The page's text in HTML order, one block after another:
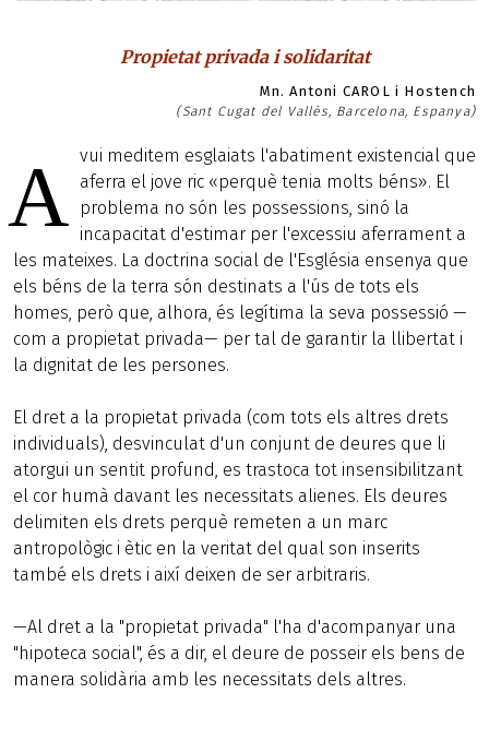
Propietat privada i solidaritat
Mn. Antoni CAROL i Hostench
(Sant Cugat del Vallès, Barcelona, Espanya)
A vui meditem esglaiats l'abatiment existencial que
aferra el jove ric «perquè tenia molts béns». El
problema no són les possessions, sinó la
incapacitat d'estimar per l'excessiu aferrament a
les mateixes. La doctrina social de l'Església ensenya que
els béns de la terra són destinats a l'ús de tots els
homes, però que, alhora, és legítima la seva possessió —
com a propietat privada— per tal de garantir la llibertat i
la dignitat de les persones.
El dret a la propietat privada (com tots els altres drets
individuals), desvinculat d'un conjunt de deures que li
atorgui un sentit profund, es trastoca tot insensibilitzant
el cor humà davant les necessitats alienes. Els deures
delimiten els drets perquè remeten a un marc
antropològic i ètic en la veritat del qual son inserits
també els drets i així deixen de ser arbitraris.
—Al dret a la "propietat privada" l'ha d'acompanyar una
"hipoteca social", és a dir, el deure de posseir els bens de
manera solidària amb les necessitats dels altres.